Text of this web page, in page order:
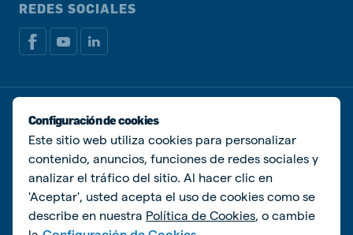
REDES SOCIALES
Política de privacidadPolítica de Cookies
Administrar Cookies
© De Heus Animal Nutrition
Configuración de cookies
Este sitio web utiliza cookies para personalizar
contenido, anuncios, funciones de redes sociales y
analizar el tráfico del sitio. Al hacer clic en
'Aceptar', usted acepta el uso de cookies como se
describe en nuestra Política de Cookies, o cambie